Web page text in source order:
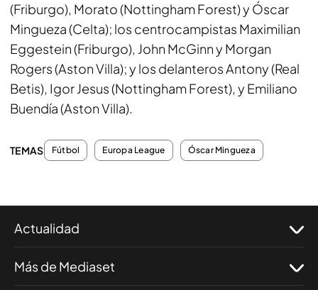
(Friburgo), Morato (Nottingham Forest) y Óscar
Mingueza (Celta); los centrocampistas Maximilian
Eggestein (Friburgo), John McGinn y Morgan
Rogers (Aston Villa); y los delanteros Antony (Real
Betis), Igor Jesus (Nottingham Forest), y Emiliano
Buendía (Aston Villa).
TEMAS Fútbol Europa League Óscar Mingueza
Actualidad
Más de Mediaset